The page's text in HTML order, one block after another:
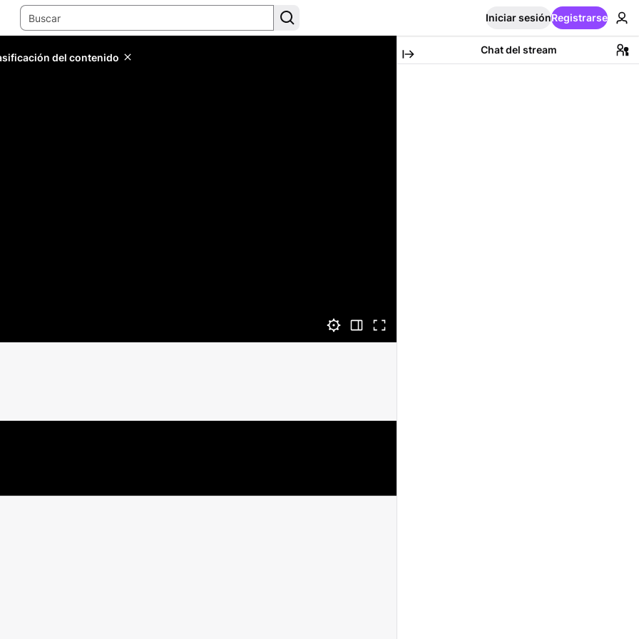
Iniciar sesiónRegistrarse
del contenido
Chat del stream